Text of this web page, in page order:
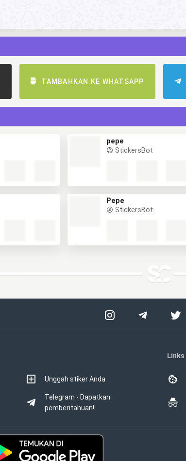
TAMBAHKAN KE WHATSAPP
pepe
StickersBot
Pepe
StickersBot
Unggah stiker Anda
Telegram - Dapatkan
pemberitahuan!
Links